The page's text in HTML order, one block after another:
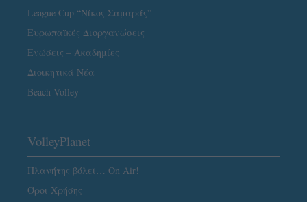
League Cup “Νίκος Σαμαράς”
Ευρωπαϊκές Διοργανώσεις
Ενώσεις – Ακαδημίες
Διοικητικά Νέα
Beach Volley
VolleyPlanet
Πλανήτης βόλεϊ… On Air!
Όροι Χρήσης